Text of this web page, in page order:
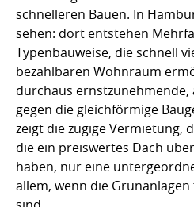
schnelleren Bauen. In
sehen: dort entstehen
Typenbauweise, die schnell
bezahlbaren Wohnraum
durchaus ernstzunehmende,
gegen die gleichförmige
zeigt die zügige Vermietung,
die ein preiswertes Dach
haben, nur eine
allem, wenn die